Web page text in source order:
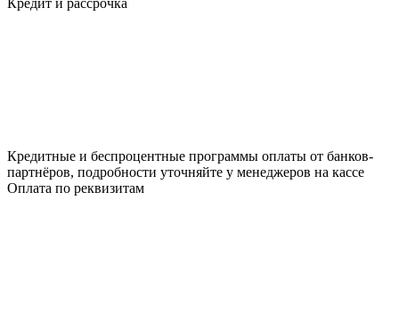
Кредитные и беспроцентные программы оплаты от банков-
партнёров, подробности уточняйте у менеджеров на кассе
Оплата по реквизитам